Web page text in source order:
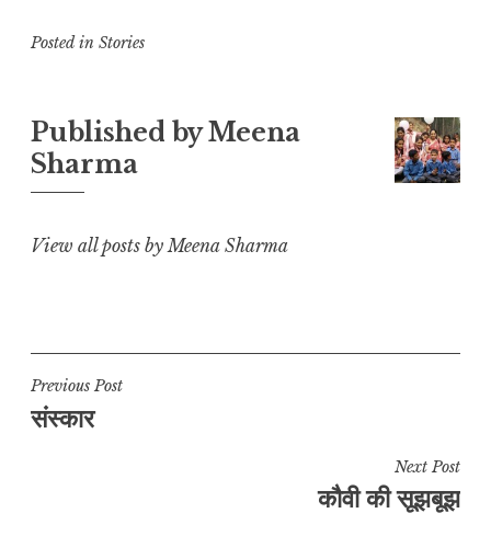
p
L
i
n
at
A
p
p
b
o
r
a
e
Posted in Stories
Published byMeena
Sharma
View all posts by Meena Sharma
Post
navigation
Previous Post
संस्कार
Next Post
कौवी की सूझबूझ